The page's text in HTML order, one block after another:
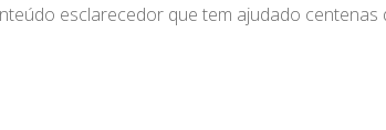
esclarecedor que tem ajudado